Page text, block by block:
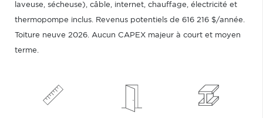
laveuse, sécheuse), câble, internet, chauffage, électricité et
thermopompe inclus. Revenus potentiels de 616 216 $/année.
Toiture neuve 2026. Aucun CAPEX majeur à court et moyen
terme.